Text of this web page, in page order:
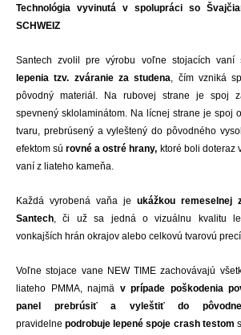
Technológia vyvinutá v spolupráci so
SCHWEIZ
Santech zvolil pre výrobu voľne stojacích vaní
lepenia tzv. zváranie za studena, čím vzniká
pôvodný materiál. Na rubovej strane je spoj
spevnený sklolaminátom. Na lícnej strane je spoj
tvaru, prebrúsený a vyleštený do pôvodného
efektom sú rovné a ostré hrany, ktoré boli doteraz
vaní z liateho kameňa.
Každá vyrobená vaňa je ukážkou remeselnej
Santech, či už sa jedná o vizuálnu kvalitu
vonkajších hrán okrajov alebo celkovú tvarovú
Voľne stojace vane NEW TIME zachovávajú
liateho PMMA, najmä v prípade poškodenia
panel prebrúsiť a vyleštiť do
pravidelne podrobuje lepené spoje crash testom